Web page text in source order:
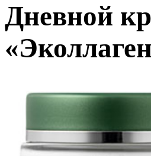
Дневной